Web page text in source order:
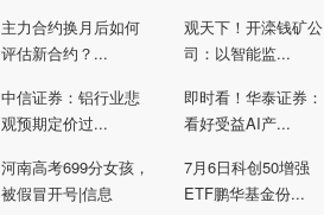
主力合约换月后如何
评估新合约？...
观天下！开滦钱矿公
司：以智能监...
中信证券：铝行业悲
观预期定价过...
即时看！华泰证券：
看好受益AI产...
河南高考699分女孩，
被假冒开号|信息
7月6日科创50增强
ETF鹏华基金份...